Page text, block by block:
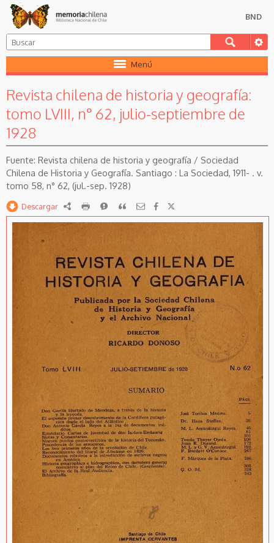
BND
Menú
Revista chilena de historia y geografía:
tomo LVIII, n° 62, julio-septiembre de
1928
Revista chilena de historia y geografía / Sociedad
Chilena de Historia y Geografía. Santiago : La Sociedad, 1911- . v.
tomo 58, n° 62, (jul.-sep. 1928)
Descargar RDF imprimirReportarCitar